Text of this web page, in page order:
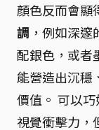
顏色反而會顯
調 ，例如深
配銀色，或者
能營造出沉穩
價值。 可以
視覺衝擊力，